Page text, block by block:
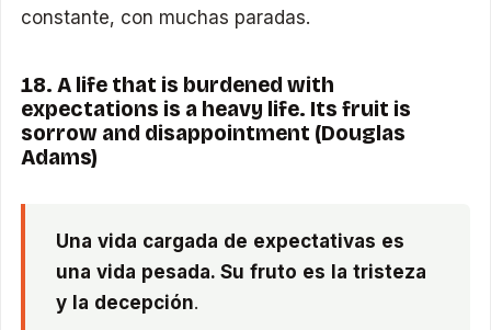
constante, con muchas paradas.
18. A life that is burdened with
expectations is a heavy life. Its fruit is
sorrow and disappointment (Douglas
Adams)
Una vida cargada de expectativas es
una vida pesada. Su fruto es la tristeza
y la decepción.